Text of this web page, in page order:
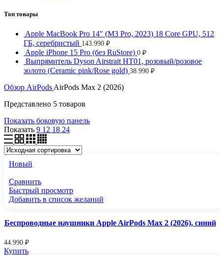
Топ товары
Apple MacBook Pro 14" (M3 Pro, 2023) 18 Core GPU, 512
ГБ, серебристый 143.990 ₽
Apple iPhone 15 Pro (без RuStore) 0 ₽
Выпрямитель Dyson Airstrait HT01, розовый/розовое
золото (Ceramic pink/Rose gold) 38.990 ₽
Обзор AirPods AirPods Max 2 (2026)
Представлено 5 товаров
Показать боковую панель
Показать 9 12 18 24
Новый
Сравнить
Быстрый просмотр
Добавить в список желаний
Беспроводные наушники Apple AirPods Max 2 (2026), синий
44.990 ₽
Купить